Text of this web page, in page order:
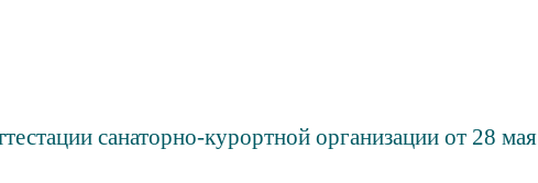
санаторно-курортной организации от 28 мая